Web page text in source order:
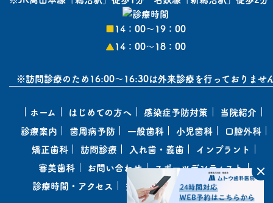
■14：00〜19：00
▲14：00〜18：00
※訪問診療のため16:00～16:30は外来診療を行っておりませ
ホーム はじめての方へ 感染症予防対策
当院紹介
診療案内
歯周病予防 一般歯科 小児歯科
口腔外科
矯正歯科
訪問診療 入れ歯・義歯
インプラント
審美歯科
お問い合わせ
スポーツデンティスト
診療時間・アクセス
採用情報 コラム お知らせ